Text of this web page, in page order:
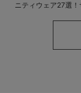
ニティウェア27選！